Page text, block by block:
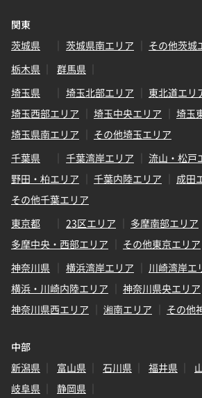
関東
茨城県
茨城県南エリア
その他茨城
栃木県
群馬県
埼玉県
埼玉北部エリア
東北道エリ
埼玉西部エリア
埼玉中央エリア
埼玉
埼玉県南エリア
その他埼玉エリア
千葉県
千葉湾岸エリア
流山・松戸
野田・柏エリア
千葉内陸エリア
成田
その他千葉エリア
東京都
23区エリア
多摩南部エリア
多摩中央・西部エリア
その他東京エリア
神奈川県
横浜湾岸エリア
川崎湾岸エ
横浜・川崎内陸エリア
神奈川県央エリア
神奈川県西エリア
湘南エリア その他
中部
新潟県
富山県 石川県 福井県
岐阜県
静岡県